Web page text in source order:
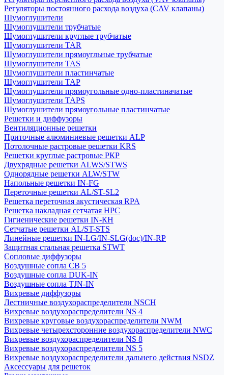
Регуляторы постоянного расхода воздуха (CAV клапаны)
Шумоглушители
Шумоглушители трубчатые
Шумоглушители круглые трубчатые
Шумоглушители TAR
Шумоглушители прямоугльные трубчатые
Шумоглушители TAS
Шумоглушители пластинчатые
Шумоглушители TAP
Шумоглушители прямоугольные одно-пластиначатые
Шумоглушители TAPS
Шумоглушители прямоугольные пластинчатые
Решетки и диффузоры
Вентиляционные решетки
Приточные алюминиевые решетки ALP
Потолочные растровые решетки KRS
Решетки круглые растровые РКР
Двухрядные решетки ALWS/STWS
Однорядные решетки ALW/STW
Напольные решетки IN-FG
Переточные решетки AL/ST-SL2
Решетка переточная акустическая RPA
Решетка накладная сетчатая НРС
Гигиенические решетки IN-КН
Сетчатые решетки AL/ST-STS
Линейные решетки IN-LG/IN-SLG(doc)/IN-RP
Защитная стальная решетка STWT
Сопловые диффузоры
Воздушные сопла СВ 5
Воздушные сопла DUK-IN
Воздушные сопла TJN-IN
Вихревые диффузоры
Лестничные воздухораспределители NSCH
Вихревые воздухораспределители NS 4
Вихревые круговые воздухораспределители NWM
Вихревые четырехсторонние воздухораспределители NWC
Вихревые воздухораспределители NS 8
Вихревые воздухораспределители NS 5
Вихревые воздухораспределители дальнего действия NSDZ
Аксессуары для решеток